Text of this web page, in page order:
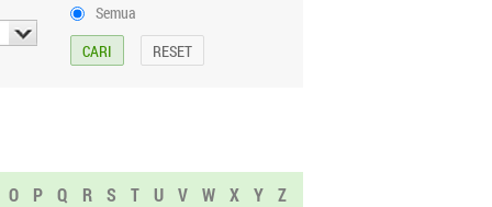
Semua
O P Q R S T U V W X Y Z